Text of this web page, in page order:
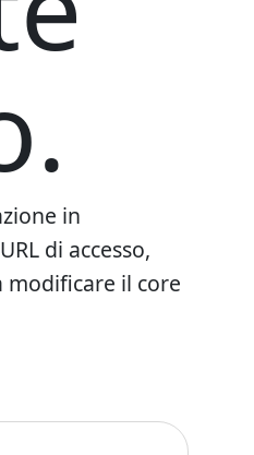
in
di accesso,
il core